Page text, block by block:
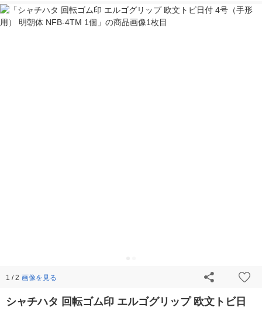
1 / 2 画像を見る
シャチハタ 回転ゴム印 エルゴグリップ 欧文トビ日